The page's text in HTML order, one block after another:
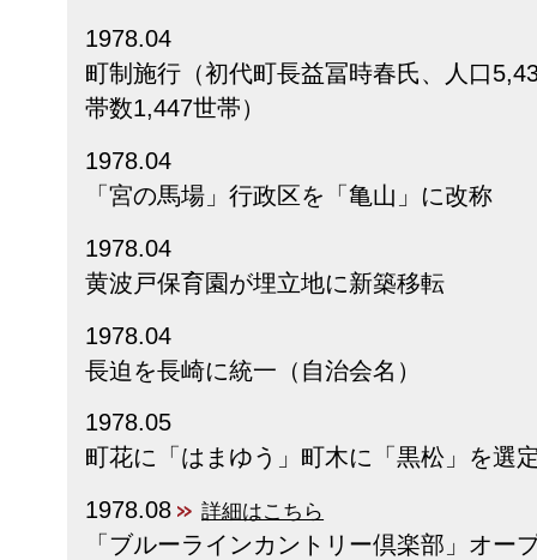
1978.04
町制施行（初代町長益冨時春氏、人口
帯数1,447世帯）
1978.04
「宮の馬場」行政区を「亀山」に改称
1978.04
黄波戸保育園が埋立地に新築移転
1978.04
長迫を長崎に統一（自治会名）
1978.05
町花に「はまゆう」町木に「黒松」を選
1978.08
詳細はこちら
「ブルーラインカントリー倶楽部」オー